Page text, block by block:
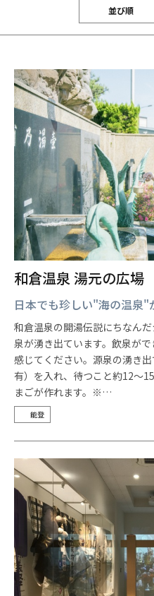
並び順
和倉温泉 湯元の広場
日本でも珍しい"海の温泉"
和倉温泉の開湯伝説にちなん
泉が湧き出ています。飲泉が
感じてください。源泉の湧き
有）を入れ、待つこと約12～
まごが作れます。※…
能登